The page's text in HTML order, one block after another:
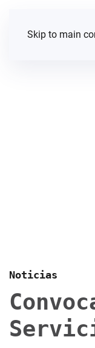
Skip to main
Noticias